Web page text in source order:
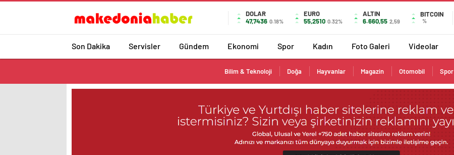
DOLAR
47,7436 0.18%
EURO
55,2510 0.32%
ALTIN
6.660,55 2,59
BITCOIN
%
Son Dakika Servisler Gündem Ekonomi Spor Kadın Foto Galeri Videolar
Bilim & Teknoloji Doğa Hayvanlar Magazin Otomobil Spor